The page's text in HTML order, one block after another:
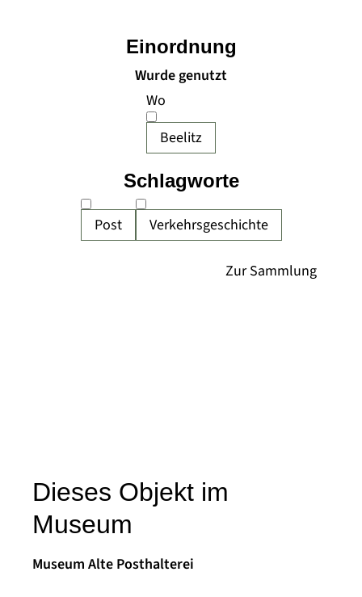
Wurde genutzt
Wo
Beelitz
Post Verkehrsgeschichte
Einordnung
Schlagworte
Dieses Objekt im
Museum
Museum Alte Posthalterei